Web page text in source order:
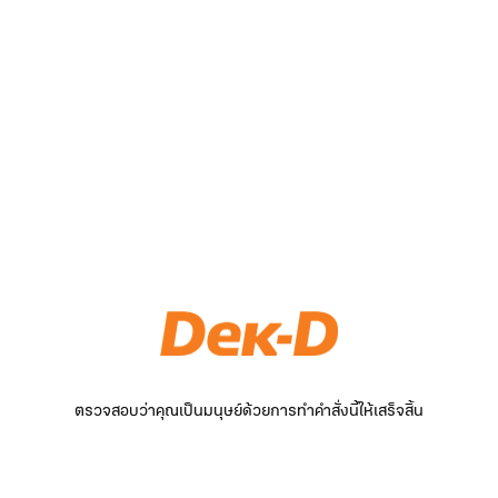
ตรวจสอบว่าคุณเป็นมนุษย์ด้วยการทำคำสั่งนี้ให้เสร็จสิ้น